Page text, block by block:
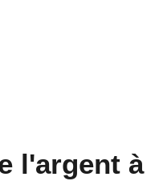
l'argent à